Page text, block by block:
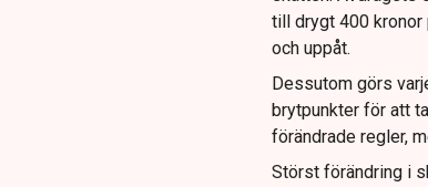
till drygt 400 kronor
och uppåt.
Dessutom görs
brytpunkter för att
förändrade regler,
Störst förändring i